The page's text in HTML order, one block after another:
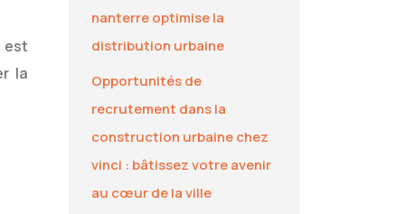
est
la
nanterre optimise la
distribution urbaine
Opportunités de
recrutement dans la
construction urbaine chez
vinci : bâtissez votre avenir
au cœur de la ville